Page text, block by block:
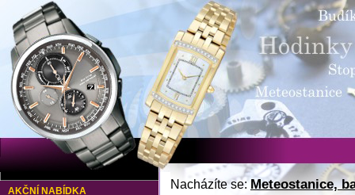
Nacházíte se:Meteostanice,
AKČNÍ NABÍDKA